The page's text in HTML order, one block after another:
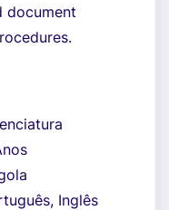
document
Inglês